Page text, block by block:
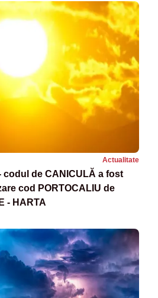
Actualitate
codul de CANICULĂ a fost
cod PORTOCALIU de
- HARTA